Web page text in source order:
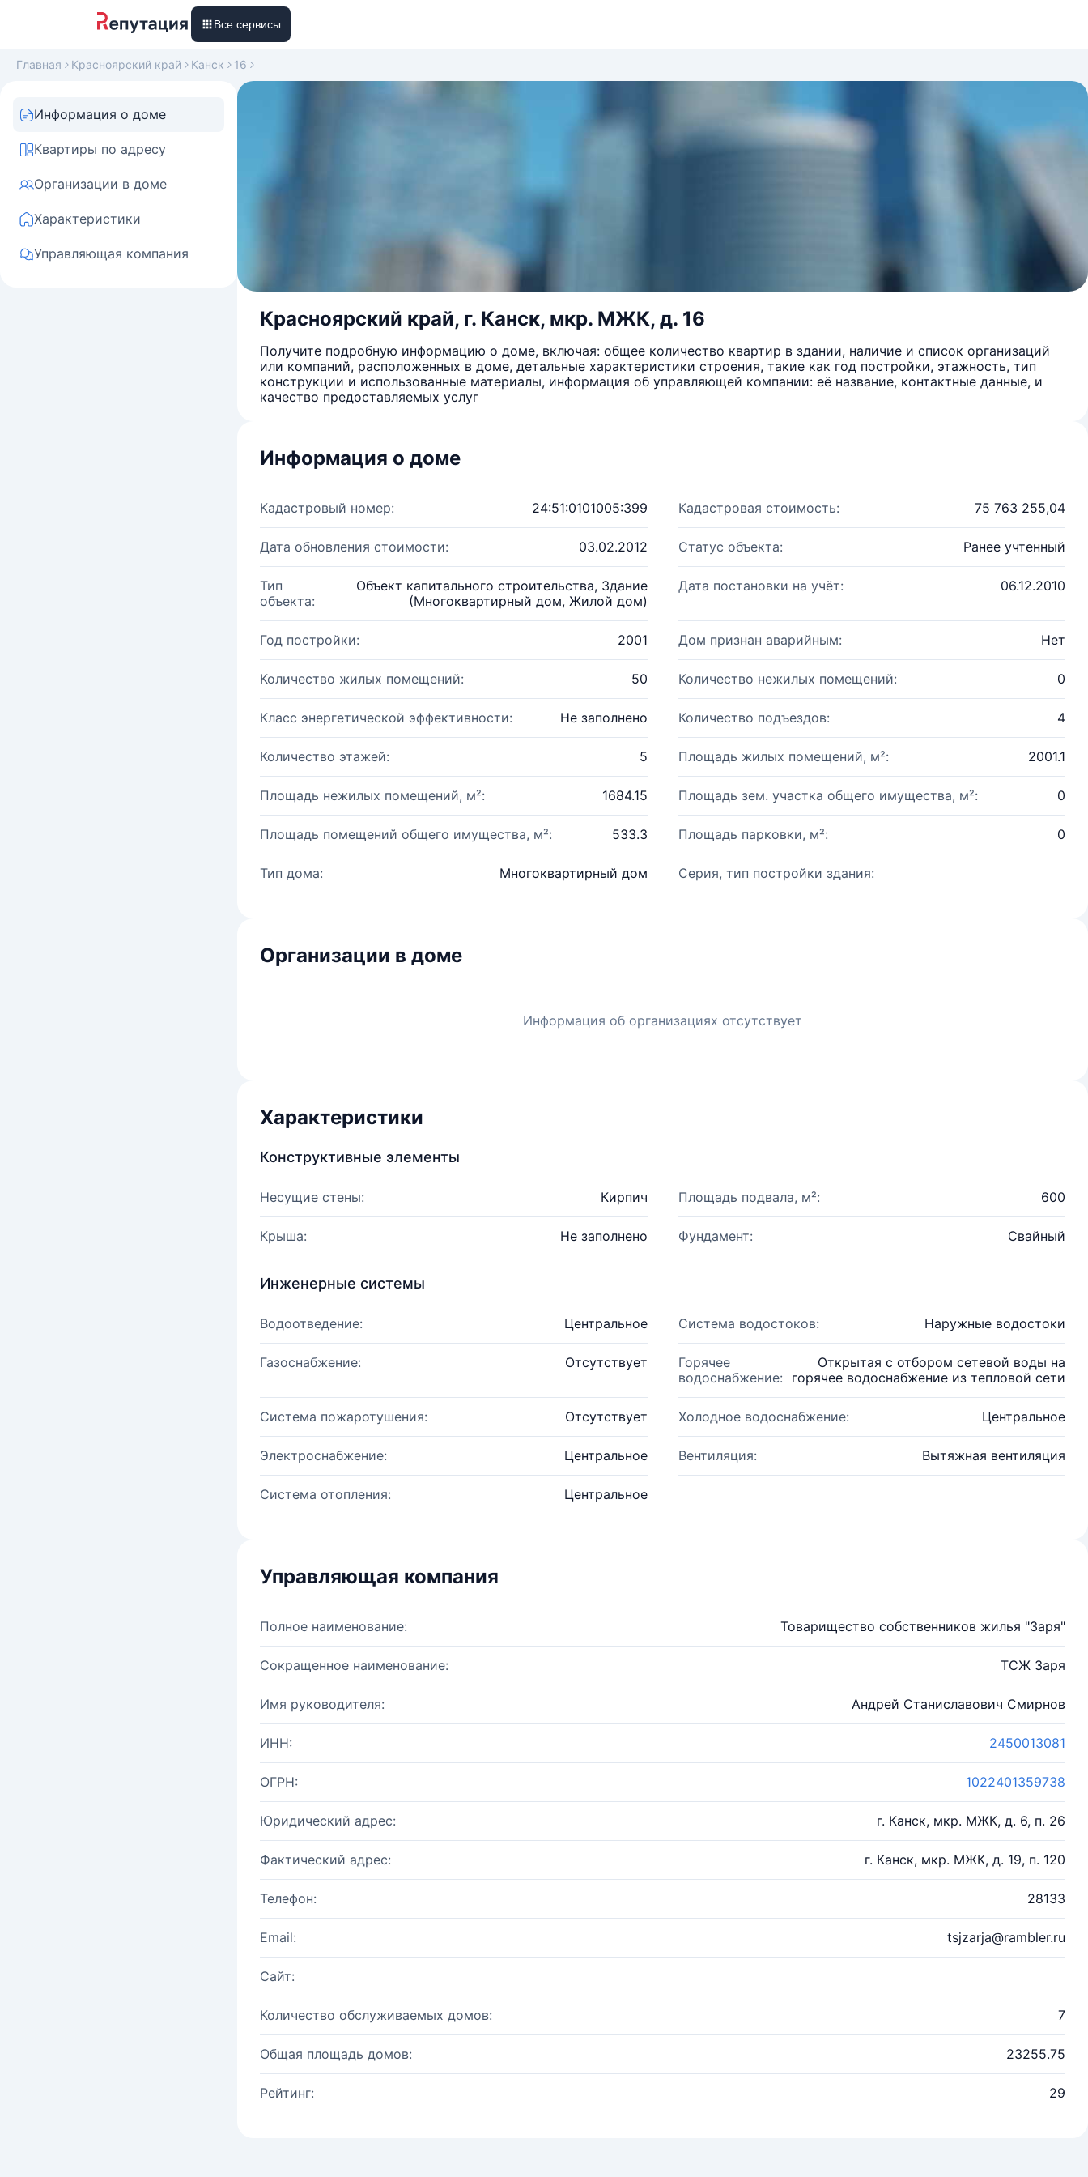
Все сервисы
Главная Красноярский край Канск 16
Информация о доме
Квартиры по адресу
Организации в доме
Характеристики
Управляющая компания
Красноярский край, г. Канск, мкр. МЖК, д. 16
Получите подробную информацию о доме, включая: общее количество квартир в здании, наличие и список организаций
или компаний, расположенных в доме, детальные характеристики строения, такие как год постройки, этажность, тип
конструкции и использованные материалы, информация об управляющей компании: её название, контактные данные, и
качество предоставляемых услуг
Информация о доме
Кадастровый номер: 24:51:0101005:399 Кадастровая стоимость: 75 763 255,04
Дата обновления стоимости: 03.02.2012 Статус объекта: Ранее учтенный
Тип
объекта:
Объект капитального строительства, Здание
(Многоквартирный дом, Жилой дом)
Дата постановки на учёт: 06.12.2010
Год постройки: 2001 Дом признан аварийным: Нет
Количество жилых помещений: 50 Количество нежилых помещений: 0
Класс энергетической эффективности: Не заполнено Количество подъездов: 4
Количество этажей: 5 Площадь жилых помещений, м²: 2001.1
Площадь нежилых помещений, м²: 1684.15 Площадь зем. участка общего имущества, м²: 0
Площадь помещений общего имущества, м²: 533.3 Площадь парковки, м²: 0
Тип дома: Многоквартирный дом Серия, тип постройки здания:
Организации в доме
Информация об организациях отсутствует
Характеристики
Конструктивные элементы
Несущие стены: Кирпич Площадь подвала, м²: 600
Крыша: Не заполнено Фундамент: Свайный
Инженерные системы
Водоотведение: Центральное Система водостоков: Наружные водостоки
Газоснабжение: Отсутствует
Горячее
водоснабжение:
Открытая с отбором сетевой воды на
горячее водоснабжение из тепловой сети
Система пожаротушения: Отсутствует Холодное водоснабжение: Центральное
Электроснабжение: Центральное Вентиляция: Вытяжная вентиляция
Система отопления: Центральное
Управляющая компания
Полное наименование: Товарищество собственников жилья "Заря"
Сокращенное наименование: ТСЖ Заря
Имя руководителя: Андрей Станиславович Смирнов
ИНН: 2450013081
ОГРН: 1022401359738
Юридический адрес: г. Канск, мкр. МЖК, д. 6, п. 26
Фактический адрес: г. Канск, мкр. МЖК, д. 19, п. 120
Телефон: 28133
Email: tsjzarja@rambler.ru
Сайт:
Количество обслуживаемых домов: 7
Общая площадь домов: 23255.75
Рейтинг: 29